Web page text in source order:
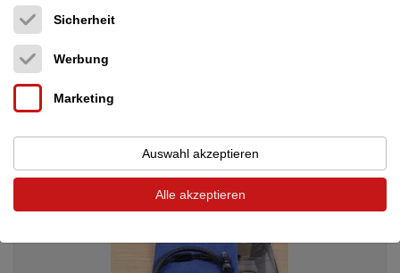
AudioQuest
Phono Tonarm-Kabel
Neupreis: 2.499 €
1.250 €
Sicherheit
Werbung
Marketing
Auswahl akzeptieren
Alle akzeptieren